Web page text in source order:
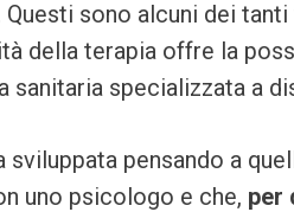
sono alcuni dei
della terapia offre la
sanitaria specializzata a
sviluppata pensando a
uno psicologo e che, per